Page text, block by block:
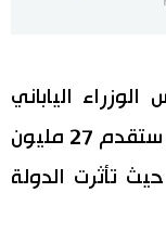
الياباني
كيشيدا فوميئو يوم السبت إن بلاده ستقدم 27 مليون
تأثرت الدولة